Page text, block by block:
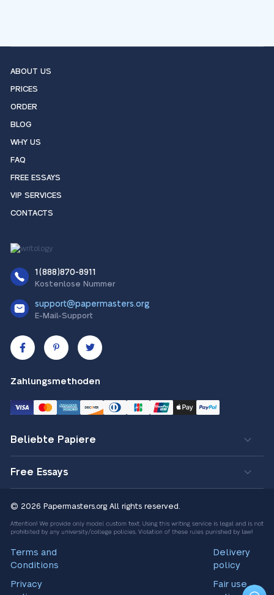
ABOUT US
PRICES
ORDER
BLOG
WHY US
FAQ
FREE ESSAYS
VIP SERVICES
CONTACTS
1(888)870-8911
Kostenlose Nummer
support@papermasters.org
E-Mail-Support
Zahlungsmethoden
Beliebte Papiere
Free Essays
© 2026 Papermasters.org All rights reserved.
Terms and
Conditions
Privacy
Delivery
policy
Fair use